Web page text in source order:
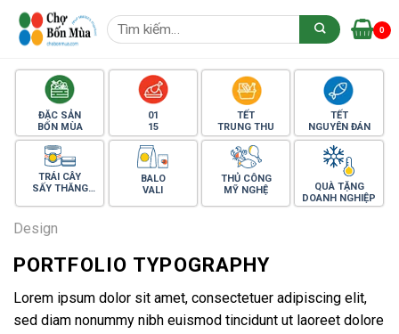
Skip
Tìm
kiếm:
0
ĐẶC SẢN
BỐN MÙA
01
15
TẾT
TRUNG THU
TẾT
NGUYÊN ĐÁN
TRÁI CÂY
SẤY THĂNG
BALO
VALI
THỦ CÔNG
MỸ NGHỆ
QUÀ TẶNG
DOANH NGHIỆP
Design
PORTFOLIO TYPOGRAPHY
Lorem ipsum dolor sit amet, consectetuer adipiscing elit,
sed diam nonummy nibh euismod tincidunt ut laoreet dolore